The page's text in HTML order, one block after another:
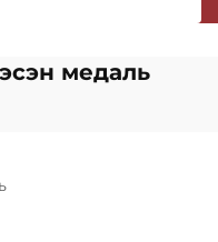
медаль